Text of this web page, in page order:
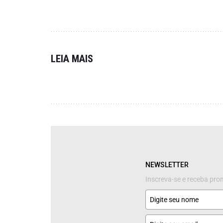
LEIA MAIS
NEWSLETTER
Inscreva-se e receba